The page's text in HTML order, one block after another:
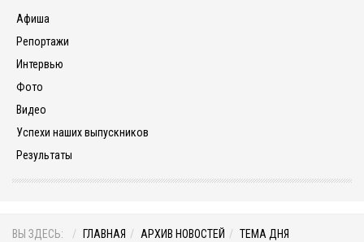
Афиша
Репортажи
Интервью
Фото
Видео
Успехи наших выпускников
Результаты
ВЫ ЗДЕСЬ: ГЛАВНАЯ АРХИВ НОВОСТЕЙ
ТЕМА ДНЯ